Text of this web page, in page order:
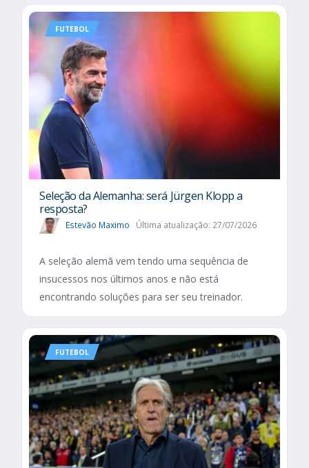
FUTEBOL
Seleção da Alemanha: será Jürgen Klopp a
resposta?
Estevão Maximo Última atualização: 27/07/2026
A seleção alemã vem tendo uma sequência de
insucessos nos últimos anos e não está
encontrando soluções para ser seu treinador.
FUTEBOL